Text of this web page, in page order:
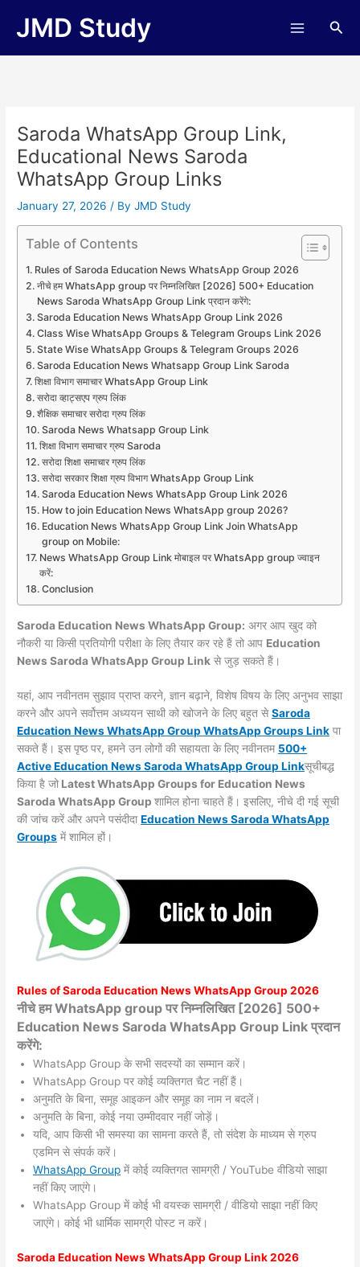
JMD Study
Saroda WhatsApp Group Link,
Educational News Saroda
WhatsApp Group Links
January 27, 2026/ ByJMD Study
Table of Contents
Rules of Saroda Education News WhatsApp Group 2026
नीचे हम WhatsApp group पर निम्नलिखित [2026] 500+ Education
News Saroda WhatsApp Group Link प्रदान करेंगे:
Saroda Education News WhatsApp Group Link 2026
Class Wise WhatsApp Groups & Telegram Groups Link 2026
State Wise WhatsApp Groups & Telegram Groups 2026
Saroda Education News Whatsapp Group Link Saroda
शिक्षा विभाग समाचार WhatsApp Group Link
सरोदा व्हाट्सएप ग्रुप लिंक
शैक्षिक समाचार सरोदा ग्रुप लिंक
Saroda News Whatsapp Group Link
शिक्षा विभाग समाचार ग्रुप Saroda
सरोदा शिक्षा समाचार ग्रुप लिंक
सरोदा सरकार शिक्षा ग्रुप विभाग WhatsApp Group Link
Saroda Education News WhatsApp Group Link 2026
How to join Education News WhatsApp group 2026?
Education News WhatsApp Group Link Join WhatsApp
group on Mobile:
News WhatsApp Group Link मोबाइल पर WhatsApp group ज्वाइन
करें:
Conclusion
Saroda Education News WhatsApp Group: अगर आप खुद को
नौकरी या किसी प्रतियोगी परीक्षा के लिए तैयार कर रहे हैं तो आप Education
News Saroda WhatsApp Group Link से जुड़ सकते हैं।
यहां, आप नवीनतम सुझाव प्राप्त करने, ज्ञान बढ़ाने, विशेष विषय के लिए अनुभव साझा
करने और अपने सर्वोत्तम अध्ययन साथी को खोजने के लिए बहुत सेSaroda
Education News WhatsApp Group WhatsApp GroupsLink पा
सकते हैं। इस पृष्ठ पर, हमने उन लोगों की सहायता के लिए नवीनतम 500+
Active Education News Saroda WhatsApp Group Linkसूचीबद्ध
किया है जो Latest WhatsApp Groups for Education News
Saroda WhatsApp Groupशामिल होना चाहते हैं। इसलिए, नीचे दी गई सूची
की जांच करें और अपने पसंदीदाEducation News Saroda WhatsApp
Groups में शामिल हों।
Rules ofSarodaEducation News WhatsApp Group 2026
नीचे हम WhatsApp group पर निम्नलिखित [2026] 500+
Education News Saroda WhatsApp Group Link प्रदान
करेंगे:
WhatsApp Group के सभी सदस्यों का सम्मान करें।
WhatsApp Group पर कोई व्यक्तिगत चैट नहीं हैं।
अनुमति के बिना, समूह आइकन और समूह का नाम न बदलें।
अनुमति के बिना, कोई नया उम्मीदवार नहीं जोड़ें।
यदि, आप किसी भी समस्या का सामना करते हैं, तो संदेश के माध्यम से ग्रुप
एडमिन से संपर्क करें।
WhatsApp Group में कोई व्यक्तिगत सामग्री / YouTube वीडियो साझा
नहीं किए जाएंगे।
WhatsApp Group में कोई भी वयस्क सामग्री / वीडियो साझा नहीं किए
जाएंगे। कोई भी धार्मिक सामग्री पोस्ट न करें।
SarodaEducation News WhatsApp Group Link 2026